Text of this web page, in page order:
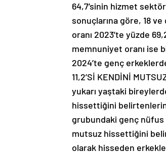
64,7’sinin hizmet
sonuçlarına göre, 18
oranı 2023’te yüzde
memnuniyet oranı ise
2024’te genç
11,2’Sİ KENDİNİ
yukarı yaştaki
hissettiğini belirtenlerin
grubundaki genç
mutsuz hissettiğini
olarak hisseden